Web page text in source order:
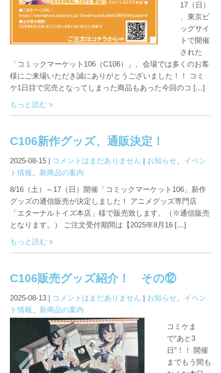
17（日）
、東京ビ
ッグサイ
トで開催
された
「コミックマーケット106（C106）」。会場では多くのお客
様にご来場いただき誠にありがとうございました！！ コミ
ケ1日目で完売となってしまった商品もあった今回のコ […]
もっと読む »
C106新作グッズ、通販決定！
2025-08-15 | コメントはまだありません | お知らせ
イベン
ト情報
新商品の案内
8/16（土）～17（日）開催「コミックマーケット106」新作
グッズの通信販売が決定しました！ アニメグッズ専門店
「エターナルトイズ本店」様で販売致します。（※通信販売
となります。） ご注文受付期間は【2025年8月16 […]
もっと読む »
C106販売グッズ紹介！ その⑫
2025-08-13 | コメントはまだありません | お知らせ
イベン
ト情報
新商品の案内
コミケま
で“あと3
日”！！ 開催
までもう間も